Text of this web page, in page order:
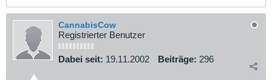
CannabisCow
Registrierter Benutzer
Dabei seit: 19.11.2002 Beiträge: 296